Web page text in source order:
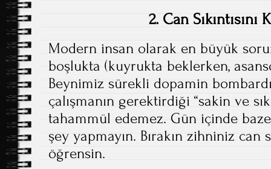
2. Can Sıkıntısını
Modern insan olarak en büyük
boşlukta (kuyrukta beklerken,
Beynimiz sürekli dopamin
çalışmanın gerektirdiği “sakin ve
tahammül edemez. Gün içinde
şey yapmayın. Bırakın zihniniz can
öğrensin.